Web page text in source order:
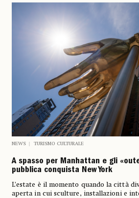
NEWS TURISMO CULTURALE
A spasso per Manhattan e gli
pubblica conquista New York
L’estate è il momento quando la città
aperta in cui sculture, installazioni e